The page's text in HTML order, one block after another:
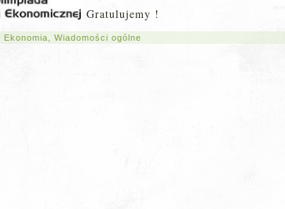
Gratulujemy !
Ekonomia Wiadomości ogólne